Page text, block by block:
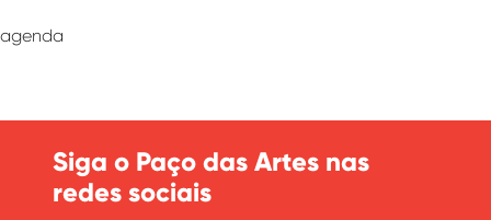
agenda
Siga o Paço das Artes nas
redes sociais